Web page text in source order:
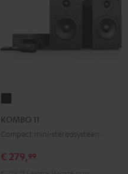
KOMBO 11
Compact mini-stereosysteem
€ 279,99